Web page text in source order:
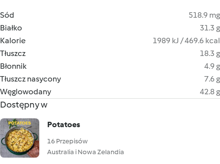
Sód
518.9 mg
Białko
31.3 g
Kalorie
1989 kJ / 469.6 kcal
Tłuszcz
18.3 g
Błonnik
4.9 g
Tłuszcz nasycony
7.6 g
Węglowodany
42.8 g
Dostępny w
Potatoes
16 Przepisów
Australia i Nowa Zelandia